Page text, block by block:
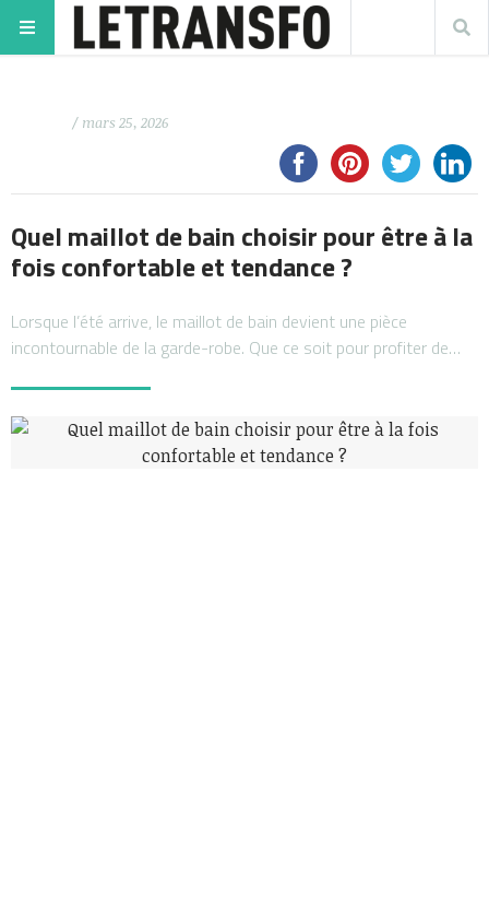
/ mars 25, 2026
Quel maillot de bain choisir pour être à la
fois confortable et tendance ?
Lorsque l’été arrive, le maillot de bain devient une pièce
incontournable de la garde-robe. Que ce soit pour profiter de…